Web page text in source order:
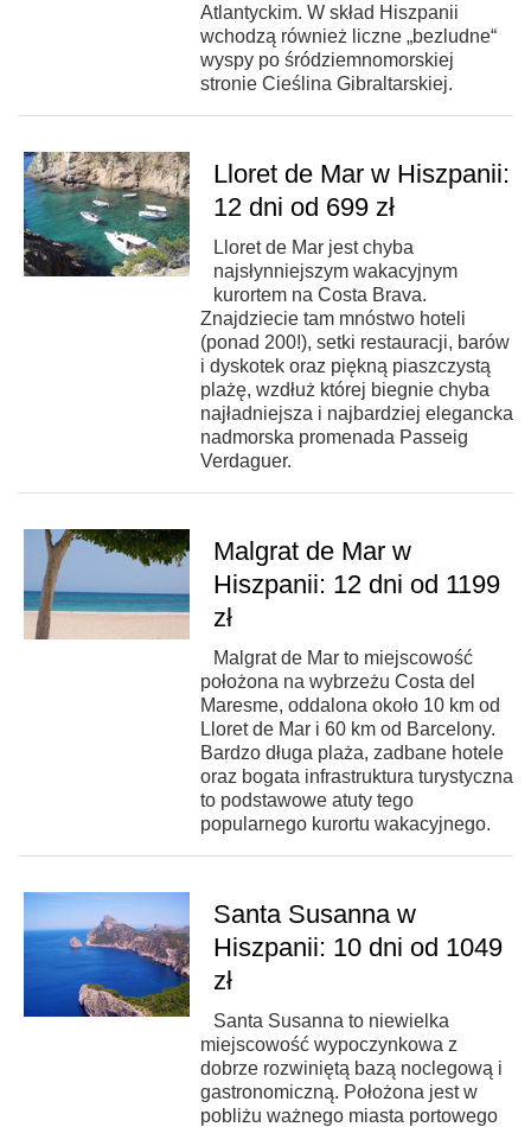
Atlantyckim. W skład Hiszpanii
wchodzą również liczne „bezludne“
wyspy po śródziemnomorskiej
stronie Cieślina Gibraltarskiej.
Lloret de Mar w Hiszpanii:
12 dni od 699 zł
Lloret de Mar jest chyba
najsłynniejszym wakacyjnym
kurortem na Costa Brava.
Znajdziecie tam mnóstwo hoteli
(ponad 200!), setki restauracji, barów
i dyskotek oraz piękną piaszczystą
plażę, wzdłuż której biegnie chyba
najładniejsza i najbardziej elegancka
nadmorska promenada Passeig
Verdaguer.
Malgrat de Mar w
Hiszpanii: 12 dni od 1199
zł
Malgrat de Mar to miejscowość
położona na wybrzeżu Costa del
Maresme, oddalona około 10 km od
Lloret de Mar i 60 km od Barcelony.
Bardzo długa plaża, zadbane hotele
oraz bogata infrastruktura turystyczna
to podstawowe atuty tego
popularnego kurortu wakacyjnego.
Santa Susanna w
Hiszpanii: 10 dni od 1049
zł
Santa Susanna to niewielka
miejscowość wypoczynkowa z
dobrze rozwiniętą bazą noclegową i
gastronomiczną. Położona jest w
pobliżu ważnego miasta portowego